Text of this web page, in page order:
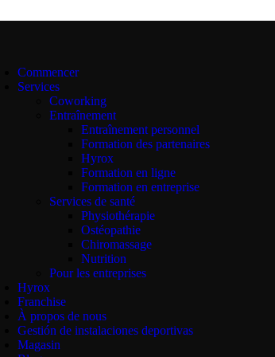
Commencer
Services
Coworking
Entraînement
Entraînement personnel
Formation des partenaires
Hyrox
Formation en ligne
Formation en entreprise
Services de santé
Physiothérapie
Ostéopathie
Chiromassage
Nutrition
Pour les entreprises
Hyrox
Franchise
À propos de nous
Gestión de instalaciones deportivas
Magasin